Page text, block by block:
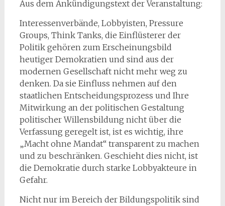
Aus dem Ankündigungstext der Veranstaltung:
Interessenverbände, Lobbyisten, Pressure
Groups, Think Tanks, die Einflüsterer der
Politik gehören zum Erscheinungsbild
heutiger Demokratien und sind aus der
modernen Gesellschaft nicht mehr weg zu
denken. Da sie Einfluss nehmen auf den
staatlichen Entscheidungsprozess und Ihre
Mitwirkung an der politischen Gestaltung
politischer Willensbildung nicht über die
Verfassung geregelt ist, ist es wichtig, ihre
„Macht ohne Mandat“ transparent zu machen
und zu beschränken. Geschieht dies nicht, ist
die Demokratie durch starke Lobbyakteure in
Gefahr.
Nicht nur im Bereich der Bildungspolitik sind